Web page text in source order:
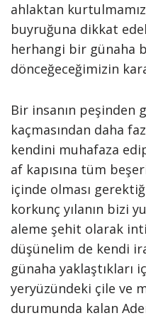
ahlaktan kurtulmamız
buyruğuna dikkat
herhangi bir günaha
dönceğeceğimizin
Bir insanın peşinden
kaçmasından daha
kendini muhafaza
af kapısına tüm
içinde olması
korkunç yılanın bizi
aleme şehit olarak
düşünelim de kendi
günaha yaklaştıkları
yeryüzündeki çile ve
durumunda kalan